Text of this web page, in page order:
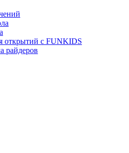
открытий с FUNKIDS
райдеров